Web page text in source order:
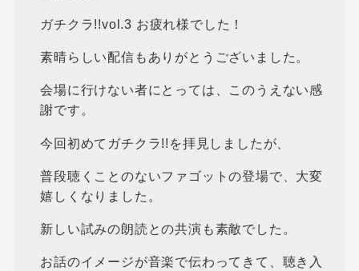
ガチクラ!!vol.3 お疲れ様でした！
素晴らしい配信もありがとうございました。
会場に行けない者にとっては、このうえない感
謝です。
今回初めてガチクラ!!を拝見しましたが、
普段聴くことのないファゴットの登場で、大変
嬉しくなりました。
新しい試みの朗読との共演も素敵でした。
お話のイメージが音楽で伝わってきて、聴き入